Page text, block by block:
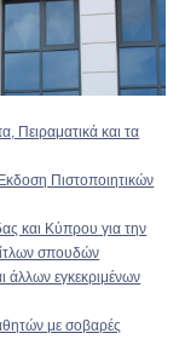
Πειραματικά και τα
Πιστοποιητικών
και Κύπρου για την
σπουδών
άλλων εγκεκριμένων
με σοβαρές